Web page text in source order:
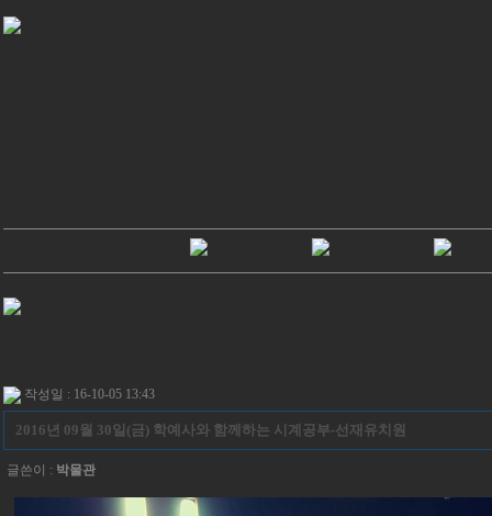
작성일 : 16-10-05 13:43
2016년 09월 30일(금) 학예사와 함께하는 시계공부-선재유치원
글쓴이 : 박물관